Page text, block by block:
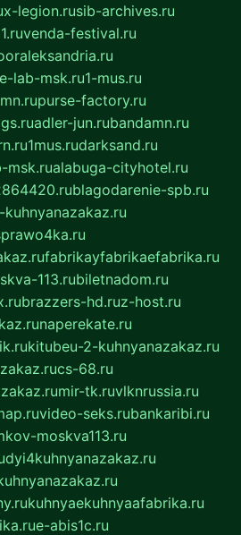
x-legion.rusib-archives.ru
venda-festival.ru
lab-msk.ru1-mus.ru
purse-factory.ru
adler-jun.rubandamn.ru
1mus.rudarksand.ru
msk.rualabuga-cityhotel.ru
blagodarenie-spb.ru
fabrikayfabrikaefabrika.ru
113.rubiletnadom.ru
brazzers-hd.ruz-host.ru
naperekate.ru
kitubeu-2-kuhnyanazakaz.ru
cs-68.ru
mir-tk.ruvlknrussia.ru
video-seks.rubankaribi.ru
moskva113.ru
kuhnyaekuhnyaafabrika.ru
e-abis1c.ru